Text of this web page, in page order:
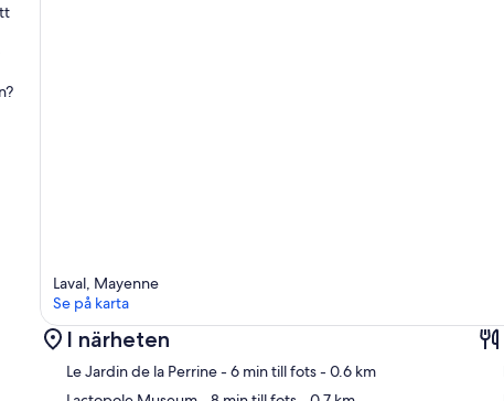
Laval, Mayenne
Se på karta
I närheten
Le Jardin de la Perrine- 6 min till fots- 0.6 km